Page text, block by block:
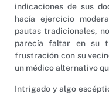
indicaciones de sus
hacía ejercicio
pautas tradicionales,
parecía faltar en su
frustración con su
un médico alternativo
Intrigado y algo